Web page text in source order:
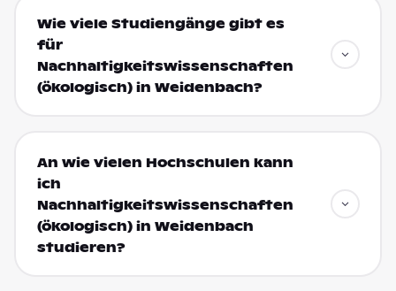
Wie viele Studiengänge gibt es
für
Nachhaltigkeitswissenschaften
(ökologisch) in Weidenbach?
An wie vielen Hochschulen kann
ich
Nachhaltigkeitswissenschaften
(ökologisch) in Weidenbach
studieren?